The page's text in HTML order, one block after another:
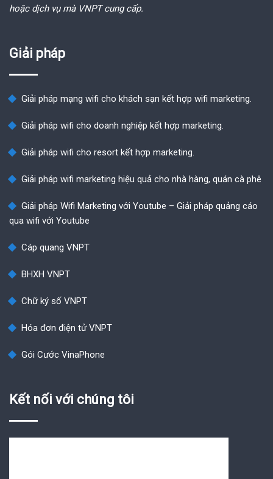
hoặc dịch vụ mà VNPT cung cấp.
Giải pháp
Giải pháp mạng wifi cho khách sạn kết hợp wifi marketing.
Giải pháp wifi cho doanh nghiệp kết hợp marketing.
Giải pháp wifi cho resort kết hợp marketing.
Giải pháp wifi marketing hiệu quả cho nhà hàng, quán cà phê
Giải pháp Wifi Marketing với Youtube – Giải pháp quảng cáo
qua wifi với Youtube
Cáp quang VNPT
BHXH VNPT
Chữ ký số VNPT
Hóa đơn điện tử VNPT
Gói Cước VinaPhone
Kết nối với chúng tôi